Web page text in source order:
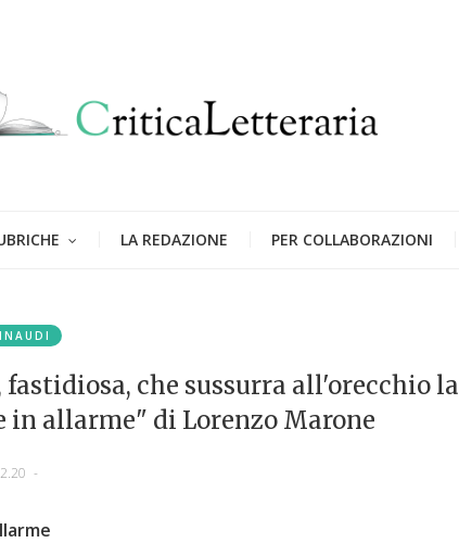
LA REDAZIONE PER COLLABORAZIONI
fastidiosa, che sussurra all'orecchio la
allarme" di Lorenzo Marone
-